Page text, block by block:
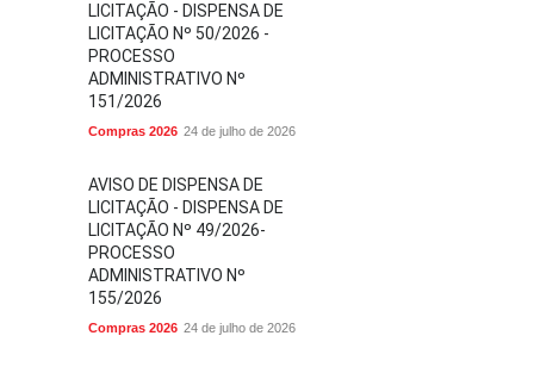
LICITAÇÃO - DISPENSA DE
LICITAÇÃO Nº 50/2026 -
PROCESSO
ADMINISTRATIVO Nº
151/2026
Compras 2026 24 de julho de 2026
AVISO DE DISPENSA DE
LICITAÇÃO - DISPENSA DE
LICITAÇÃO Nº 49/2026-
PROCESSO
ADMINISTRATIVO Nº
155/2026
Compras 2026 24 de julho de 2026